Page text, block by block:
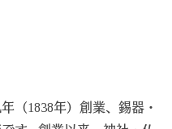
（1838年）創業、錫器・